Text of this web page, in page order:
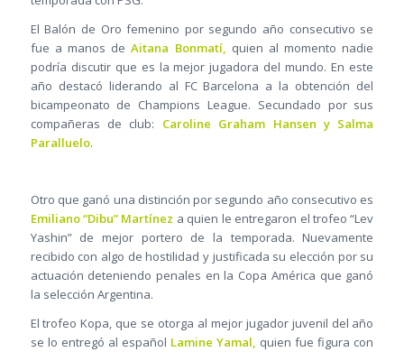
El Balón de Oro femenino por segundo año consecutivo se
fue a manos deAitana Bonmatí, quien al momento nadie
podría discutir que es la mejor jugadora del mundo. En este
año destacó liderando al FC Barcelona a la obtención del
bicampeonato de Champions League. Secundado por sus
compañeras de club: Caroline Graham Hansen y Salma
Paralluelo.
Otro que ganó una distinción por segundo año consecutivo es
Emiliano “Dibu” Martínez a quien le entregaron el trofeo “Lev
Yashin” de mejor portero de la temporada. Nuevamente
recibido con algo de hostilidad y justificada su elección por su
actuación deteniendo penales en la Copa América que ganó
la selección Argentina.
El trofeo Kopa, que se otorga al mejor jugador juvenil del año
se lo entregó al español Lamine Yamal, quien fue figura con